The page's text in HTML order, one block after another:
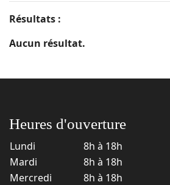
Résultats :
Aucun résultat.
Heures d'ouverture
Lundi
8h à 18h
Mardi
8h à 18h
Mercredi
8h à 18h